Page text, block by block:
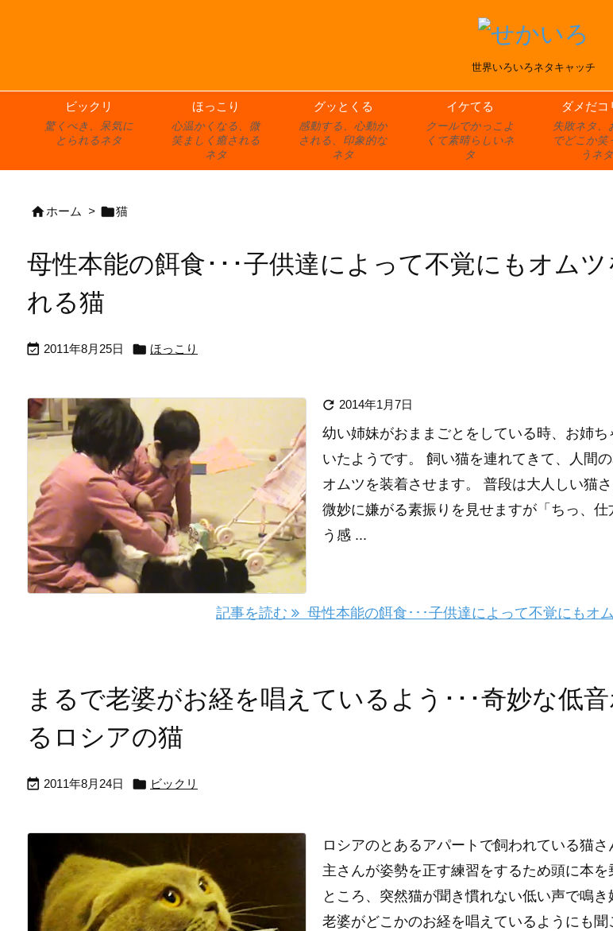
世界いろいろネタキャッチ
ビックリ
驚くべき、呆気に
とられるネタ
ほっこり
心温かくなる、微
笑ましく癒される
ネタ
グッとくる
感動する、心動か
される、印象的な
ネタ
イケてる
クールでかっこよ
くて素晴らしいネ
タ
ダメだコ
失敗ネタ、
でどこか笑
うネタ
ホーム > 猫
母性本能の餌食･･･子供達によって不覚にもオム
れる猫
 2011年8月25日  ほっこり
 2014年1月7日
幼い姉妹がおままごとをしている時、お姉
いたようです。 飼い猫を連れてきて、人間
オムツを装着させます。 普段は大人しい猫さ
微妙に嫌がる素振りを見せますが「ちっ、
う感 ...
記事を読む 母性本能の餌食･･･子供達によって不覚にもオ
まるで老婆がお経を唱えているよう･･･奇妙な低
るロシアの猫
 2011年8月24日  ビックリ
ロシアのとあるアパートで飼われている猫
主さんが姿勢を正す練習をするため頭に本を
ところ、突然猫が聞き慣れない低い声で鳴
老婆がどこかのお経を唱えているようにも